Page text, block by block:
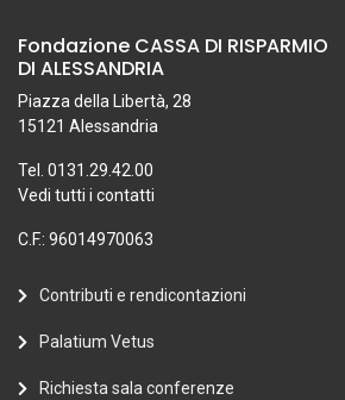
Fondazione CASSA DI RISPARMIO
DI ALESSANDRIA
Piazza della Libertà, 28
15121 Alessandria
Tel. 0131.29.42.00
Vedi tutti i contatti
C.F.: 96014970063
Contributi e rendicontazioni
Palatium Vetus
Richiesta sala conferenze